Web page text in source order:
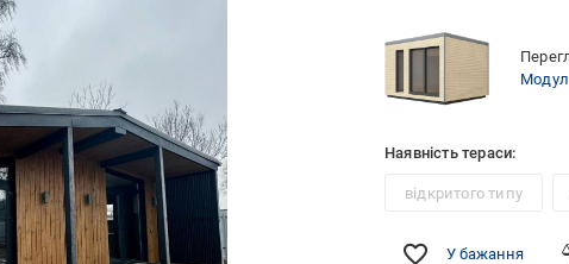
Наявність тераси:
відкритого типу
У бажання